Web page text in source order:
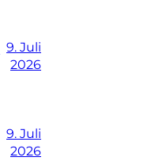
9. Juli
2026
9. Juli
2026